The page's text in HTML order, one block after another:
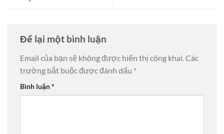
Để lại một bình luận
Email của bạn sẽ không được hiển thị công khai.Các
trường bắt buộc được đánh dấu *
Bình luận*